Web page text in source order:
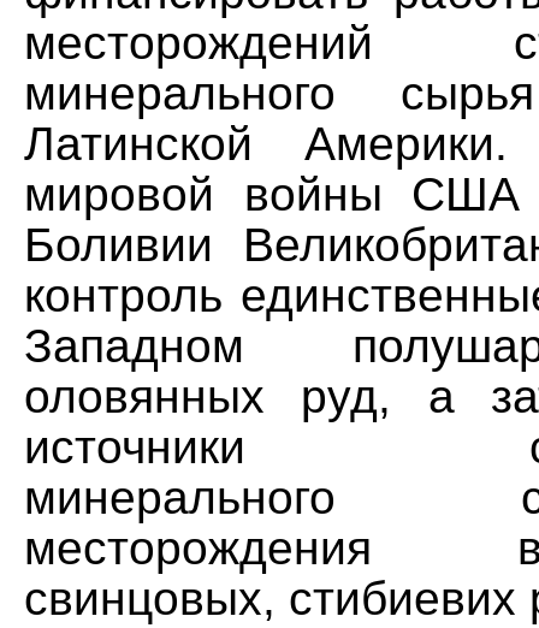
месторождений
минерального
Латинской
мировой войны США
Боливии
контроль
Западном
оловянных руд, а
источники
месторождения
свинцовых, стибиевих